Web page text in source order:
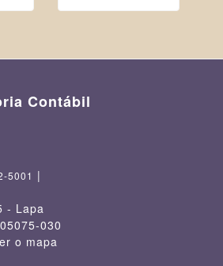
Contábil
5001 |
- Lapa
05075-030
o mapa